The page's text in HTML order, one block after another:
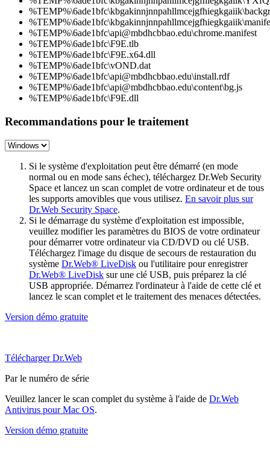
%TEMP%\6ade1bfc\api@mbdhcbbao.edu\chrome.manifest
%TEMP%\6ade1bfc\F9E.tlb
%TEMP%\6ade1bfc\F9E.x64.dll
%TEMP%\6ade1bfc\vOND.dat
%TEMP%\6ade1bfc\api@mbdhcbbao.edu\install.rdf
%TEMP%\6ade1bfc\api@mbdhcbbao.edu\content\bg.js
%TEMP%\6ade1bfc\F9E.dll
Recommandations pour le traitement
Si le système d'exploitation peut être démarré (en mode
normal ou en mode sans échec), téléchargez Dr.Web Security
Space et lancez un scan complet de votre ordinateur et de tous
les supports amovibles que vous utilisez. En savoir plus sur
Dr.Web Security Space.
Si le démarrage du système d'exploitation est impossible,
veuillez modifier les paramètres du BIOS de votre ordinateur
pour démarrer votre ordinateur via CD/DVD ou clé USB.
Téléchargez l'image du disque de secours de restauration du
système Dr.Web® LiveDisk ou l'utilitaire pour enregistrer
Dr.Web® LiveDisk sur une clé USB, puis préparez la clé
USB appropriée. Démarrez l'ordinateur à l'aide de cette clé et
lancez le scan complet et le traitement des menaces détectées.
Version démo gratuite
Télécharger Dr.Web
Par le numéro de série
Veuillez lancer le scan complet du système à l'aide de Dr.Web
Antivirus pour Mac OS.
Version démo gratuite